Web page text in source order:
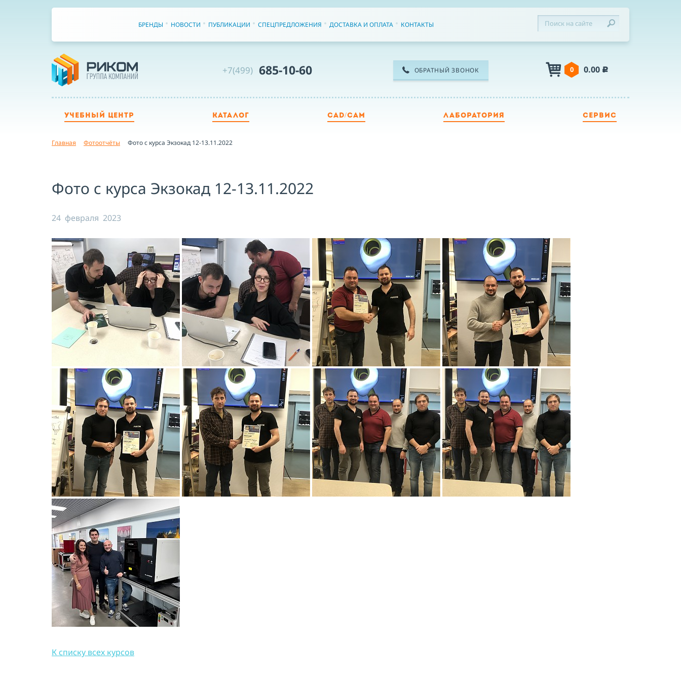
БРЕНДЫ НОВОСТИ ПУБЛИКАЦИИ СПЕЦПРЕДЛОЖЕНИЯ ДОСТАВКА И ОПЛАТА КОНТАКТЫ
+7(499) 685-10-60 ОБРАТНЫЙ ЗВОНОК 0 0.00 c
ОТПРАВИТЬ
УЧЕБНЫЙ ЦЕНТР КАТАЛОГ CAD/CAM ЛАБОРАТОРИЯ СЕРВИС
Главная Фотоотчёты Фото с курса Экзокад 12-13.11.2022
Фото с курса Экзокад 12-13.11.2022
24 февраля 2023
К списку всех курсов